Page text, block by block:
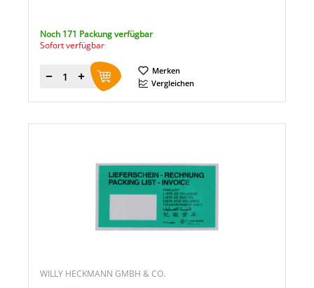
Noch 171 Packung verfügbar
Sofort verfügbar
Menge
Merken
Vergleichen
WILLY HECKMANN GMBH & CO.